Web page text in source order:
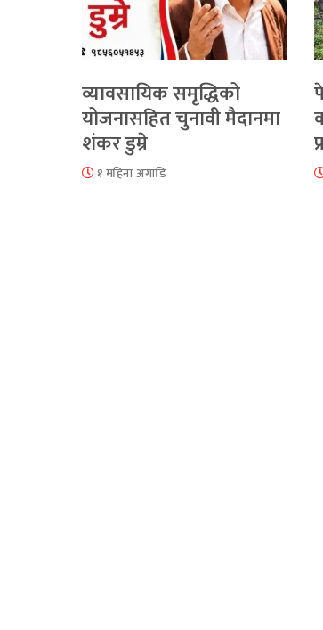
व्यावसायिक समृद्धिको
योजनासहित चुनावी मैदानमा
शंकर डुम्रे
१ महिना अगाडि